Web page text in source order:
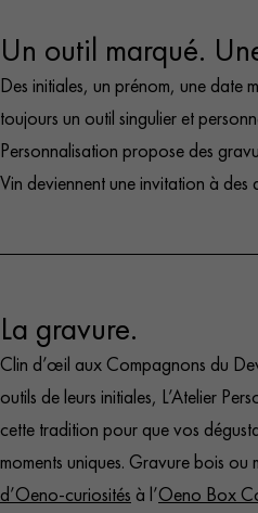
Un outil marqué.
Des initiales, un prénom, une date
toujours un outil singulier et
Personnalisation propose des
Vin deviennent une invitation à des
La gravure.
Clin d’œil aux Compagnons du
outils de leurs initiales, L’Atelier
cette tradition pour que vos
moments uniques. Gravure bois
d’Oeno-curiosités à l’Oeno Box